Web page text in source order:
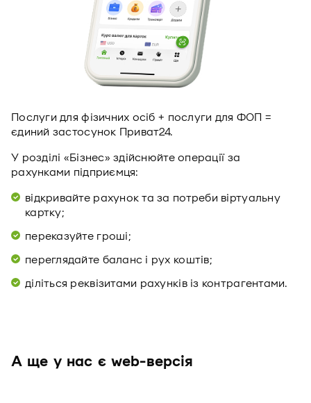
Послуги для фізичних осіб + послуги для ФОП =
єдиний застосунок Приват24.
У розділі «Бізнес» здійснюйте операції за
рахунками підприємця:
відкривайте рахунок та за потреби віртуальну
картку;
переказуйте гроші;
переглядайте баланс і рух коштів;
діліться реквізитами рахунків із контрагентами.
А ще у нас є web-версія